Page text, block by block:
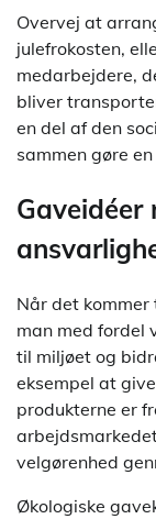
Overvej at
julefrokosten,
medarbejdere,
bliver
en del af den
sammen gøre
Gaveidéer
Når det
man med fordel
til miljøet og
eksempel at
produkterne er
velgørenhed
Økologiske